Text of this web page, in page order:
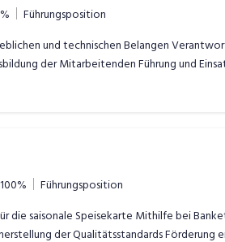
Führungsposition
und technischen Belangen
der Mitarbeitenden Führung und
Führungsposition
die saisonale Speisekarte Mithilfe bei
der Qualitätsstandards Förderung